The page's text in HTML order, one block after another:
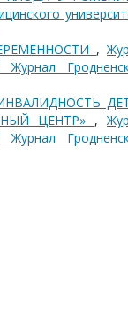
,
ЦЕНТР» ,